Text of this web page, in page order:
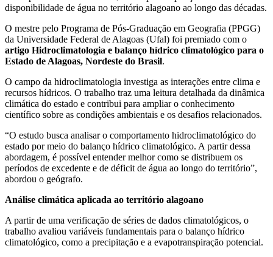
disponibilidade de água no território alagoano ao longo das décadas.
O mestre pelo Programa de Pós-Graduação em Geografia (PPGG)
da Universidade Federal de Alagoas (Ufal) foi premiado com o
artigo Hidroclimatologia e balanço hídrico climatológico para o
Estado de Alagoas, Nordeste do Brasil.
O campo da hidroclimatologia investiga as interações entre clima e
recursos hídricos. O trabalho traz uma leitura detalhada da dinâmica
climática do estado e contribui para ampliar o conhecimento
científico sobre as condições ambientais e os desafios relacionados.
“O estudo busca analisar o comportamento hidroclimatológico do
estado por meio do balanço hídrico climatológico. A partir dessa
abordagem, é possível entender melhor como se distribuem os
períodos de excedente e de déficit de água ao longo do território”,
abordou o geógrafo.
Análise climática aplicada ao território alagoano
A partir de uma verificação de séries de dados climatológicos, o
trabalho avaliou variáveis fundamentais para o balanço hídrico
climatológico, como a precipitação e a evapotranspiração potencial.